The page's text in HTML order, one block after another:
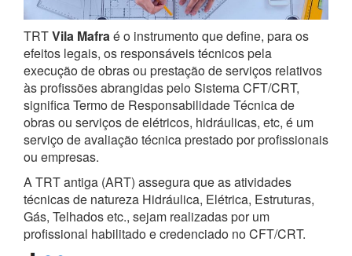
TRTVila Mafraé o instrumento que define, para os
efeitos legais, os responsáveis técnicos pela
execução de obras ou prestação de serviços relativos
às profissões abrangidas pelo Sistema CFT/CRT,
significa Termo de Responsabilidade Técnica de
obras ou serviços de elétricos, hidráulicas, etc, é um
serviço de avaliação técnica prestado por profissionais
ou empresas.
A TRT antiga (ART) assegura que as atividades
técnicas de natureza Hidráulica, Elétrica, Estruturas,
Gás, Telhados etc., sejam realizadas por um
profissional habilitado e credenciado no CFT/CRT.